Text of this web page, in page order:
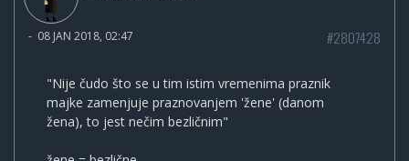
- 08 JAN 2018, 02:47 #2807428
"Nije čudo što se u tim istim vremenima praznik
majke zamenjuje praznovanjem 'žene' (danom
žena), to jest nečim bezličnim"